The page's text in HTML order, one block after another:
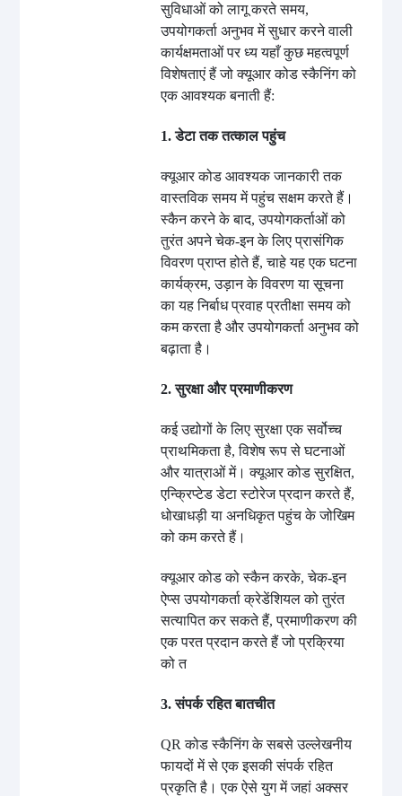
सुविधाओं को लागू करते समय,
उपयोगकर्ता अनुभव में सुधार करने वाली
कार्यक्षमताओं पर ध्य यहाँ कुछ महत्वपूर्ण
विशेषताएं हैं जो क्यूआर कोड स्कैनिंग को
एक आवश्यक बनाती हैं:
1. डेटा तक तत्काल पहुंच
क्यूआर कोड आवश्यक जानकारी तक
वास्तविक समय में पहुंच सक्षम करते हैं।
स्कैन करने के बाद, उपयोगकर्ताओं को
तुरंत अपने चेक-इन के लिए प्रासंगिक
विवरण प्राप्त होते हैं, चाहे यह एक घटना
कार्यक्रम, उड़ान के विवरण या सूचना
का यह निर्बाध प्रवाह प्रतीक्षा समय को
कम करता है और उपयोगकर्ता अनुभव को
बढ़ाता है।
2. सुरक्षा और प्रमाणीकरण
कई उद्योगों के लिए सुरक्षा एक सर्वोच्च
प्राथमिकता है, विशेष रूप से घटनाओं
और यात्राओं में। क्यूआर कोड सुरक्षित,
एन्क्रिप्टेड डेटा स्टोरेज प्रदान करते हैं,
धोखाधड़ी या अनधिकृत पहुंच के जोखिम
को कम करते हैं।
क्यूआर कोड को स्कैन करके, चेक-इन
ऐप्स उपयोगकर्ता क्रेडेंशियल को तुरंत
सत्यापित कर सकते हैं, प्रमाणीकरण की
एक परत प्रदान करते हैं जो प्रक्रिया
को त
3. संपर्क रहित बातचीत
QR कोड स्कैनिंग के सबसे उल्लेखनीय
फायदों में से एक इसकी संपर्क रहित
प्रकृति है। एक ऐसे युग में जहां अक्सर